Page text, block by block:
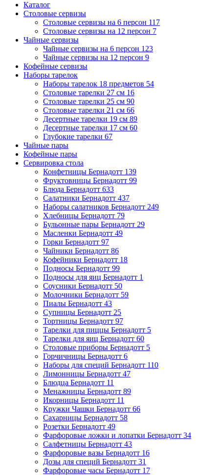
Каталог
Столовые сервизы
Столовые сервизы на 6 персон 117
Столовые сервизы на 12 персон 7
Чайные сервизы
Чайные сервизы на 6 персон 123
Чайные сервизы на 12 персон 9
Кофейные сервизы
Наборы тарелок
Наборы тарелок 18 предметов 54
Столовые тарелки 27 см 16
Столовые тарелки 25 см 90
Столовые тарелки 21 см 66
Десертные тарелки 19 см 89
Десертные тарелки 17 см 60
Глубокие тарелки 67
Чайные пары
Кофейные пары
Сервировка стола
Конфетницы Бернадотт 139
Фруктовницы Бернадотт 99
Блюда Бернадотт 633
Салатники Бернадотт 437
Наборы салатников Бернадотт 249
Хлебницы Бернадотт 79
Бульонные пары Бернадотт 29
Масленки Бернадотт 49
Горки Бернадотт 97
Чайники Бернадотт 86
Кофейники Бернадотт 18
Подносы Бернадотт 99
Подносы для яиц Бернадотт 1
Соусники Бернадотт 50
Молочники Бернадотт 59
Пиалы Бернадотт 43
Супницы Бернадотт 25
Тортницы Бернадотт 97
Тарелки для пиццы Бернадотт 5
Тарелки для яиц Бернадотт 60
Столовые приборы Бернадотт 5
Горчичницы Бернадотт 6
Наборы для специй Бернадотт 110
Лимонницы Бернадотт 47
Блюдца Бернадотт 11
Менажницы Бернадотт 89
Икорницы Бернадотт 11
Кружки Чашки Бернадотт 66
Сахарницы Бернадотт 58
Розетки Бернадотт 49
Фарфоровые ложки и лопатки Бернадотт 34
Салфетницы Бернадотт 43
Фарфоровые вазы Бернадотт 16
Дозы для специй Бернадотт 31
Фарфоровые часы Бернадотт 17